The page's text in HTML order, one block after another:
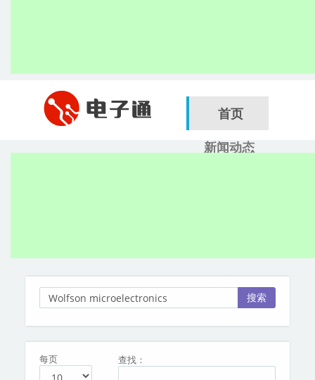
首页
新闻动态
服务商
搜索
每页 查找：